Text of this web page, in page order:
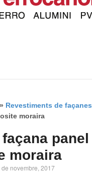
» Revestiments de façanes
moraira
panel
moraira
novembre, 2017